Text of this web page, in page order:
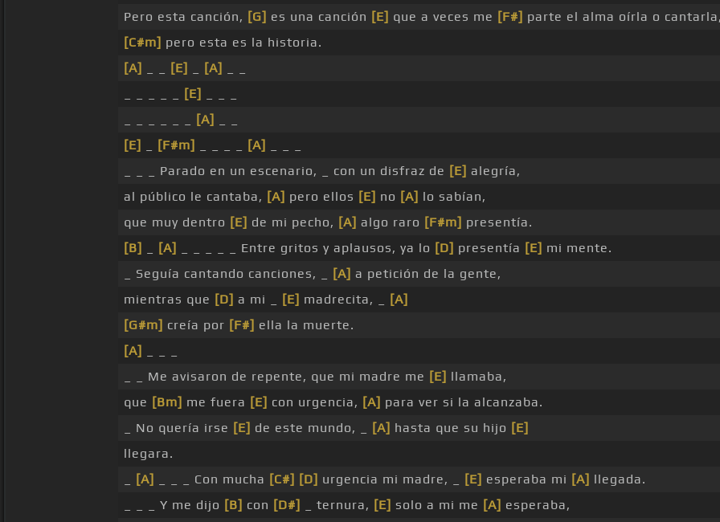
Pero esta canción, [G] es una canción [E] que a veces me [F#] parte el alma oírla o
[C#m] pero esta es la historia.
[A]
[E] [A]
[E]
[A]
[E]
[F#m] [A]
_ _ _ Parado en un escenario, _ con un disfraz de [E] alegría,
al público le cantaba, [A] pero ellos [E] no [A] lo sabían,
que muy dentro [E] de mi pecho, [A] algo raro [F#m] presentía.
[B]
[A] _ _ _ _ _ Entre gritos y aplausos, ya lo [D] presentía [E] mi mente.
_ Seguía cantando canciones, _
[A] a petición de la gente,
mientras que [D] a mi _ [E] madrecita, _
[A]
[G#m] creía por [F#] ella la muerte.
[A]
_ _ Me avisaron de repente, que mi madre me [E] llamaba,
que [Bm] me fuera [E] con urgencia, [A] para ver si la alcanzaba.
_ No quería irse [E] de este mundo, _ [A] hasta que su hijo [E]
llegara.
[A] _ _ _ Con mucha [C#] [D] urgencia mi madre, _ [E] esperaba mi [A] llegada.
_ _ _ Y me dijo [B] con [D#] _ ternura, [E] solo a mi me [A] esperaba,